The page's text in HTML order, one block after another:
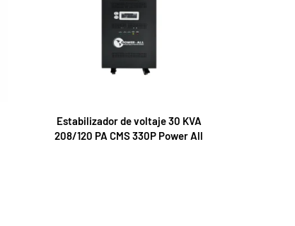
Estabilizador de voltaje 30 KVA
208/120 PA CMS 330P Power All